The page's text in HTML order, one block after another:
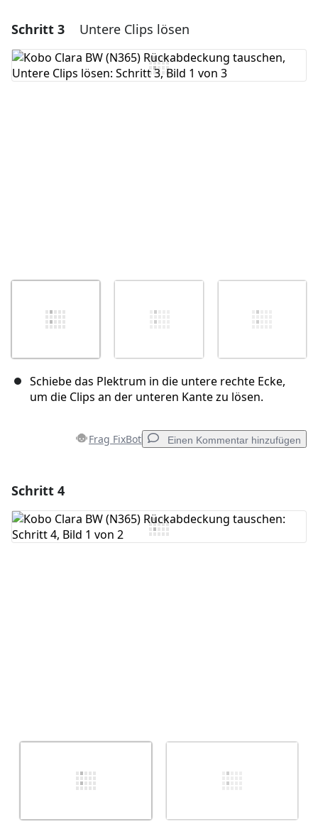
Schritt 3 Untere Clips lösen
Schiebe das Plektrum in die untere rechte Ecke,
um die Clips an der unteren Kante zu lösen.
Frag FixBot Einen Kommentar hinzufügen
Kommentar hinzufügen
Schritt 4